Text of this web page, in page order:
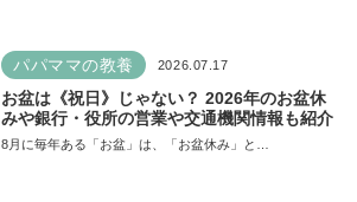
パパママの教養 2026.07.17
お盆は《祝日》じゃない？ 2026年のお盆休
みや銀行・役所の営業や交通機関情報も紹介
8月に毎年ある「お盆」は、「お盆休み」と…